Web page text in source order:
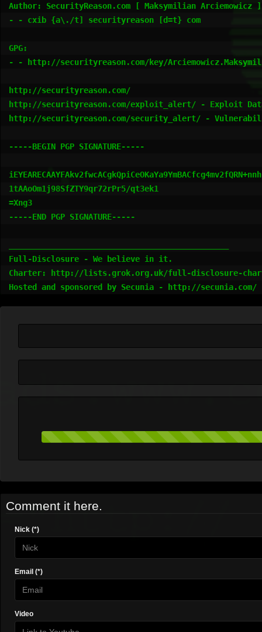
Comment it here.
Nick (*)
Email (*)
Video